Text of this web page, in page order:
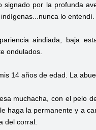
signado por la profunda
lo entendí.
aindiada, baja
ondulados.
14 años de edad. La
muchacha, con el pelo
haga la permanente y a
del corral.